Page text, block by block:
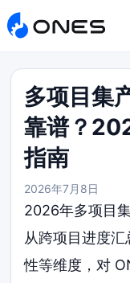
多项目集
靠谱？
指南
2026年7月8日
2026年多项目
从跨项目进度
性等维度，对